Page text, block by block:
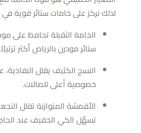
لذلك نركز على خامات ستائر قوية
الخامة الثقيلة تحافظ على
ستائر مودرن بالرياض أكثر ترتيبًا.
النسج الكثيف يقلل
خصوصية أعلى للصالات.
الأقمشة المتوازنة تقلل
تسهّل الكي الخفيف عند